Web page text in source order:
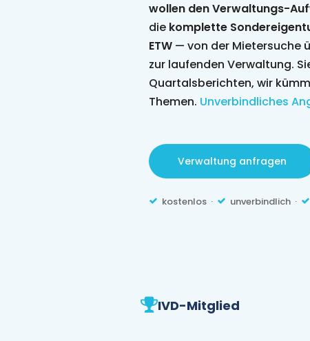
wollen den Verwaltungs-
die komplette
ETW— von der Mietersuche
zur laufenden Verwaltung.
Quartalsberichten, wir
Themen. Unverbindliches
Verwaltung anfragen
kostenlos · unverbindlich ·
IVD-Mitglied